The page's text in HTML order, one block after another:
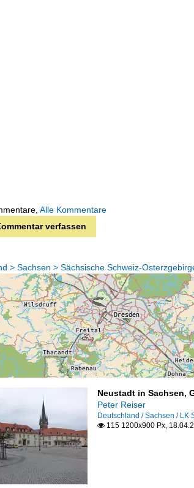
Alle Kommentare
verfassen
> Sachsen > Sächsische Schweiz-
Neustadt in Sachsen,
Peter Reiser
Deutschland / Sachsen / LK
115 1200x900 Px,